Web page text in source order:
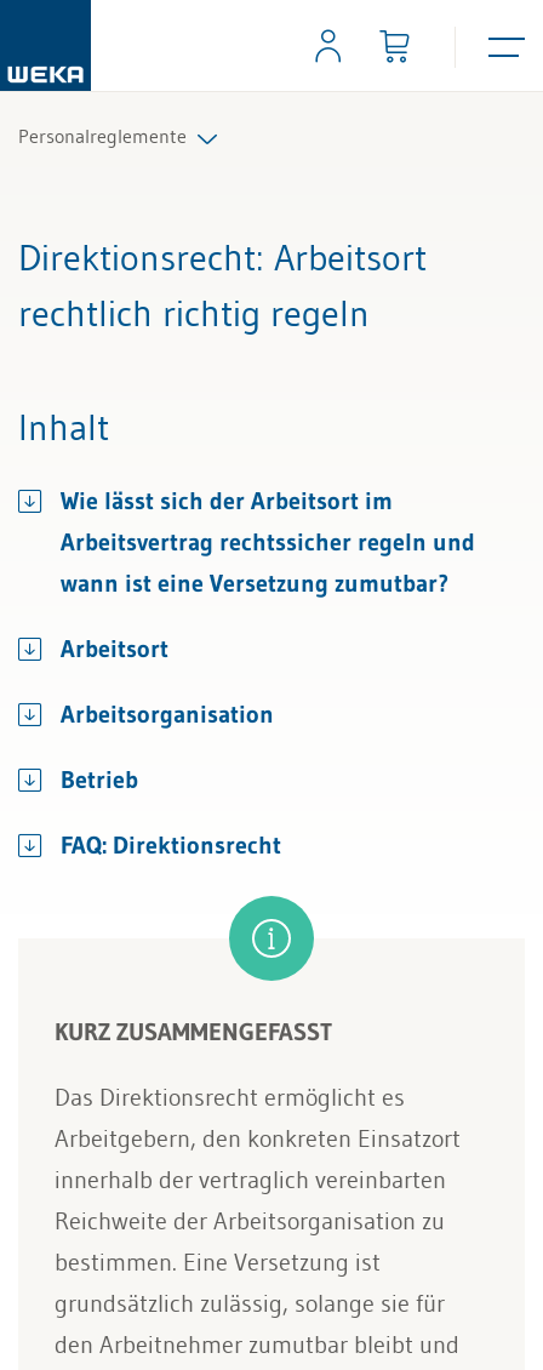
Personalreglemente
Direktionsrecht: Arbeitsort
rechtlich richtig regeln
Inhalt
Wie lässt sich der Arbeitsort im
Arbeitsvertrag rechtssicher regeln und
wann ist eine Versetzung zumutbar?
Arbeitsort
Arbeitsorganisation
Betrieb
FAQ: Direktionsrecht
KURZ ZUSAMMENGEFASST
Das Direktionsrecht ermöglicht es
Arbeitgebern, den konkreten Einsatzort
innerhalb der vertraglich vereinbarten
Reichweite der Arbeitsorganisation zu
bestimmen. Eine Versetzung ist
grundsätzlich zulässig, solange sie für
den Arbeitnehmer zumutbar bleibt und